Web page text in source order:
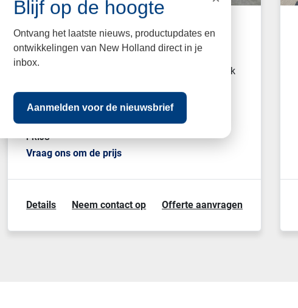
2025 SOLO Zitmaaier T15-933HDA
SOLO by Alko T15-933HDA zitmaaier opvangbak
PRIJS
Vraag ons om de prijs
Details Neem contact op Offerte aanvragen
Blijf op de hoogte
Ontvang het laatste nieuws, productupdates en
ontwikkelingen van New Holland direct in je
inbox.
Aanmelden voor de nieuwsbrief